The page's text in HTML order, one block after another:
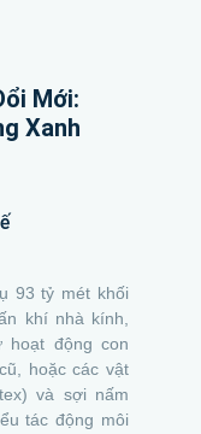
Mới:
Xanh
93 tỷ mét khối
khí nhà kính,
hoạt động con
hoặc các vật
và sợi nấm
tác động môi